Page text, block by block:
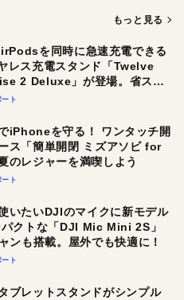
もっと見る
を同時に急速充電できる
レス充電スタンド「Twelve
2 Deluxe」が登場。省スペ
れに充電したい人にオスス
ート
iPhoneを守る！ ワンタッチ開
ス「簡単開閉 ミズアソビ for
のレジャーを満喫しよう
ート
いたいDJIのマイクに新モデル
クトな「DJI Mic Mini 2S」
ンも搭載。屋外でも快適に！
ート
ブレットスタンドがシンプル